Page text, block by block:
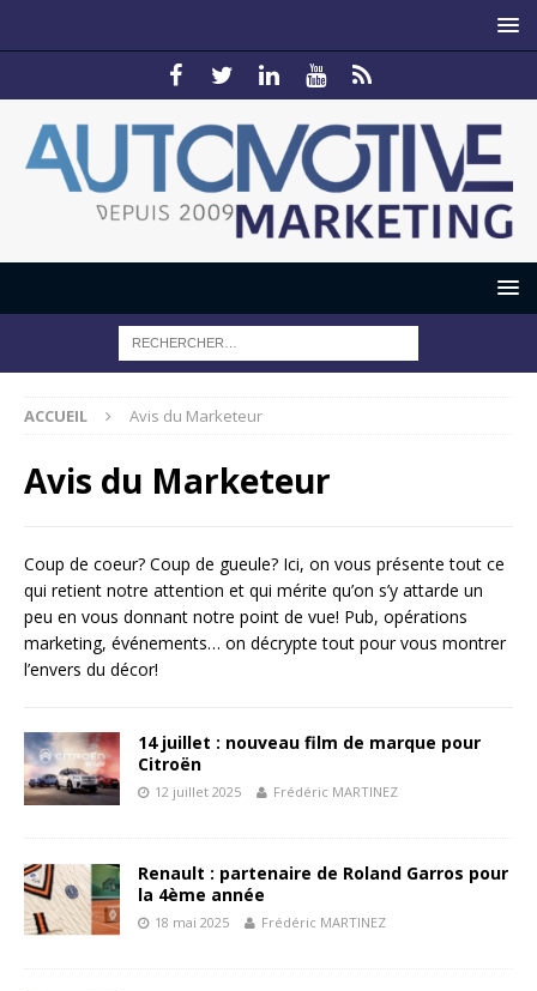
ACCUEIL Avis du Marketeur
Avis du Marketeur
Coup de coeur? Coup de gueule? Ici, on vous présente tout ce
qui retient notre attention et qui mérite qu’on s’y attarde un
peu en vous donnant notre point de vue! Pub, opérations
marketing, événements… on décrypte tout pour vous montrer
l’envers du décor!
14 juillet : nouveau film de marque pour
Citroën
12 juillet 2025 Frédéric MARTINEZ
Renault : partenaire de Roland Garros pour
la 4ème année
18 mai 2025 Frédéric MARTINEZ